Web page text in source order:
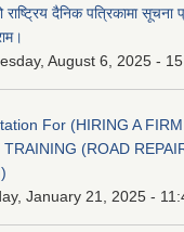
राष्ट्रिय दैनिक पत्रिकामा सूचना
August 6, 2025 -
For (HIRING A
(ROAD
January 21, 2025 -